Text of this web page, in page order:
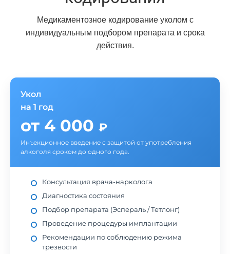
Медикаментозное кодирование уколом с
индивидуальным подбором препарата и срока
действия.
Укол
на 1 год
от 4 000 ₽
Инъекционное введение с защитой от употребления
алкоголя сроком до одного года.
Консультация врача-нарколога
Диагностика состояния
Подбор препарата (Эспераль / Тетлонг)
Проведение процедуры имплантации
Рекомендации по соблюдению режима
трезвости